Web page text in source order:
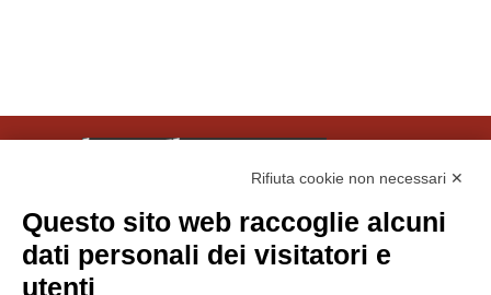
© Tinexta Innovation Hub S.p.A. 2026
P. IVA 02182620357
Rifiuta cookie non necessari ✕
Questo sito web raccoglie alcuni
dati personali dei visitatori e
utenti